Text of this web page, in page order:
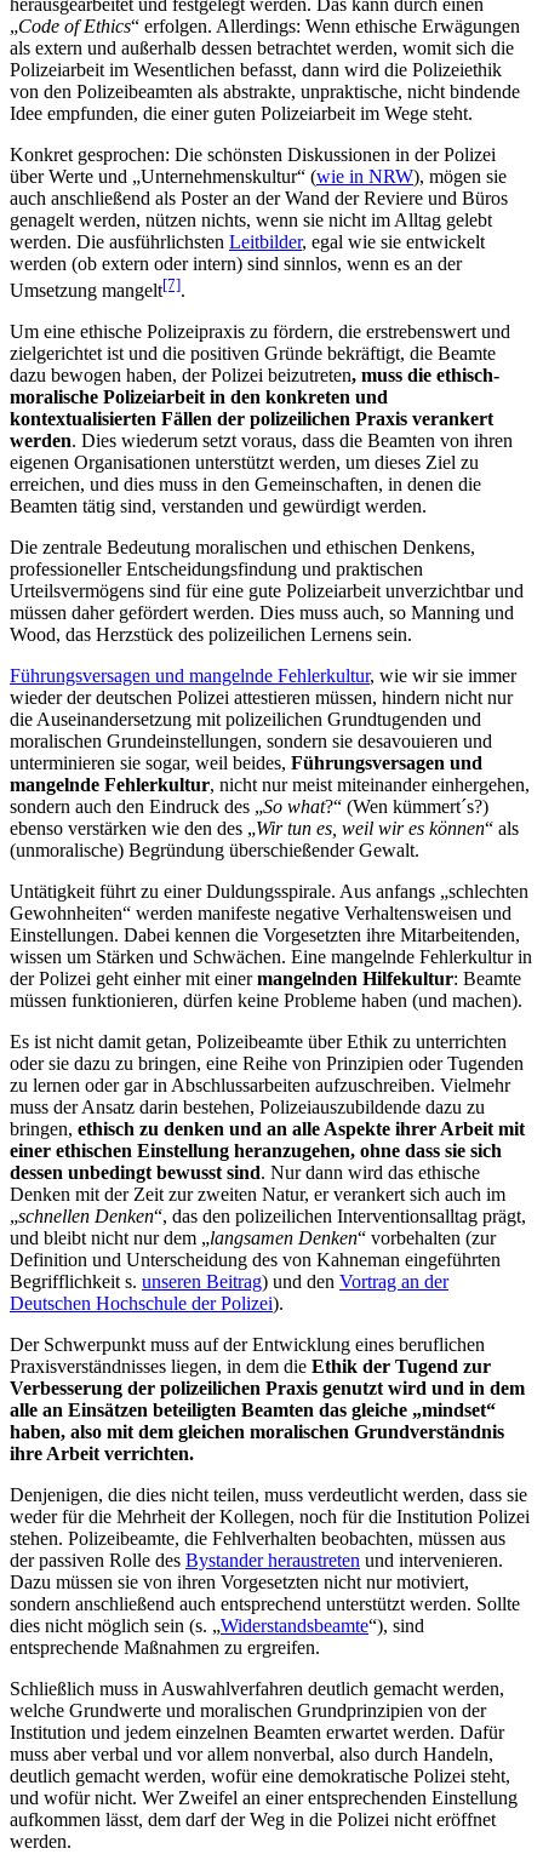
herausgearbeitet und festgelegt werden. Das kann durch einen
„Code of Ethics“ erfolgen. Allerdings: Wenn ethische Erwägungen
als extern und außerhalb dessen betrachtet werden, womit sich die
Polizeiarbeit im Wesentlichen befasst, dann wird die Polizeiethik
von den Polizeibeamten als abstrakte, unpraktische, nicht bindende
Idee empfunden, die einer guten Polizeiarbeit im Wege steht.
Konkret gesprochen: Die schönsten Diskussionen in der Polizei
über Werte und „Unternehmenskultur“ (wie in NRW), mögen sie
auch anschließend als Poster an der Wand der Reviere und Büros
genagelt werden, nützen nichts, wenn sie nicht im Alltag gelebt
werden. Die ausführlichsten Leitbilder, egal wie sie entwickelt
werden (ob extern oder intern) sind sinnlos, wenn es an der
Umsetzung mangelt[7].
Um eine ethische Polizeipraxis zu fördern, die erstrebenswert und
zielgerichtet ist und die positiven Gründe bekräftigt, die Beamte
dazu bewogen haben, der Polizei beizutreten, muss die ethisch-
moralische Polizeiarbeit in den konkreten und
kontextualisierten Fällen der polizeilichen Praxis verankert
werden. Dies wiederum setzt voraus, dass die Beamten von ihren
eigenen Organisationen unterstützt werden, um dieses Ziel zu
erreichen, und dies muss in den Gemeinschaften, in denen die
Beamten tätig sind, verstanden und gewürdigt werden.
Die zentrale Bedeutung moralischen und ethischen Denkens,
professioneller Entscheidungsfindung und praktischen
Urteilsvermögens sind für eine gute Polizeiarbeit unverzichtbar und
müssen daher gefördert werden. Dies muss auch, so Manning und
Wood, das Herzstück des polizeilichen Lernens sein.
Führungsversagen und mangelnde Fehlerkultur, wie wir sie immer
wieder der deutschen Polizei attestieren müssen, hindern nicht nur
die Auseinandersetzung mit polizeilichen Grundtugenden und
moralischen Grundeinstellungen, sondern sie desavouieren und
unterminieren sie sogar, weil beides, Führungsversagen und
mangelnde Fehlerkultur, nicht nur meist miteinander einhergehen,
sondern auch den Eindruck des „So what?“ (Wen kümmert´s?)
ebenso verstärken wie den des „Wir tun es, weil wir es können“ als
(unmoralische) Begründung überschießender Gewalt.
Untätigkeit führt zu einer Duldungsspirale. Aus anfangs „schlechten
Gewohnheiten“ werden manifeste negative Verhaltensweisen und
Einstellungen. Dabei kennen die Vorgesetzten ihre Mitarbeitenden,
wissen um Stärken und Schwächen. Eine mangelnde Fehlerkultur in
der Polizei geht einher mit einermangelnden Hilfekultur: Beamte
müssen funktionieren, dürfen keine Probleme haben (und machen).
Es ist nicht damit getan, Polizeibeamte über Ethik zu unterrichten
oder sie dazu zu bringen, eine Reihe von Prinzipien oder Tugenden
zu lernen oder gar in Abschlussarbeiten aufzuschreiben. Vielmehr
muss der Ansatz darin bestehen, Polizeiauszubildende dazu zu
bringen, ethisch zu denken und an alle Aspekte ihrer Arbeit mit
einer ethischen Einstellung heranzugehen, ohne dass sie sich
dessen unbedingt bewusst sind. Nur dann wird das ethische
Denken mit der Zeit zur zweiten Natur, er verankert sich auch im
„schnellen Denken“, das den polizeilichen Interventionsalltag prägt,
und bleibt nicht nur dem „langsamen Denken“ vorbehalten (zur
Definition und Unterscheidung des von Kahneman eingeführten
Begrifflichkeit s. unseren Beitrag) und den Vortrag an der
Deutschen Hochschule der Polizei).
Der Schwerpunkt muss auf der Entwicklung eines beruflichen
Praxisverständnisses liegen, in dem die Ethik der Tugend zur
Verbesserung der polizeilichen Praxis genutzt wird und in dem
alle an Einsätzen beteiligten Beamten das gleiche „mindset“
haben, also mit dem gleichen moralischen Grundverständnis
ihre Arbeit verrichten.
Denjenigen, die dies nicht teilen, muss verdeutlicht werden, dass sie
weder für die Mehrheit der Kollegen, noch für die Institution Polizei
stehen. Polizeibeamte, die Fehlverhalten beobachten, müssen aus
der passiven Rolle des Bystander heraustreten und intervenieren.
Dazu müssen sie von ihren Vorgesetzten nicht nur motiviert,
sondern anschließend auch entsprechend unterstützt werden. Sollte
dies nicht möglich sein (s. „Widerstandsbeamte“), sind
entsprechende Maßnahmen zu ergreifen.
Schließlich muss in Auswahlverfahren deutlich gemacht werden,
welche Grundwerte und moralischen Grundprinzipien von der
Institution und jedem einzelnen Beamten erwartet werden. Dafür
muss aber verbal und vor allem nonverbal, also durch Handeln,
deutlich gemacht werden, wofür eine demokratische Polizei steht,
und wofür nicht. Wer Zweifel an einer entsprechenden Einstellung
aufkommen lässt, dem darf der Weg in die Polizei nicht eröffnet
werden.